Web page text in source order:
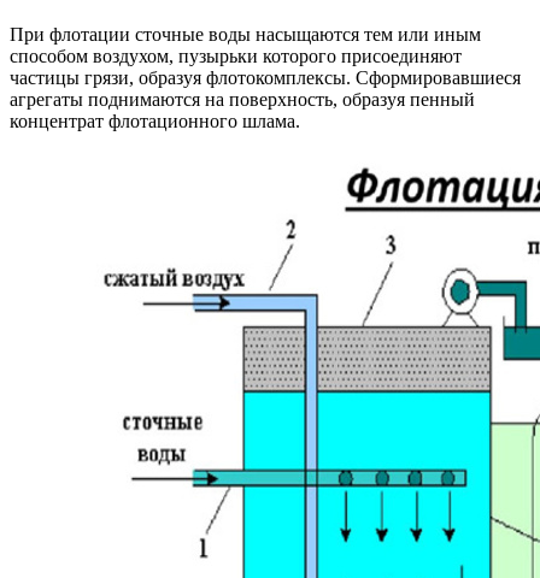
При флотации сточные воды насыщаются тем или иным
способом воздухом, пузырьки которого присоединяют
частицы грязи, образуя флотокомплексы. Сформировавшиеся
агрегаты поднимаются на поверхность, образуя пенный
концентрат флотационного шлама.